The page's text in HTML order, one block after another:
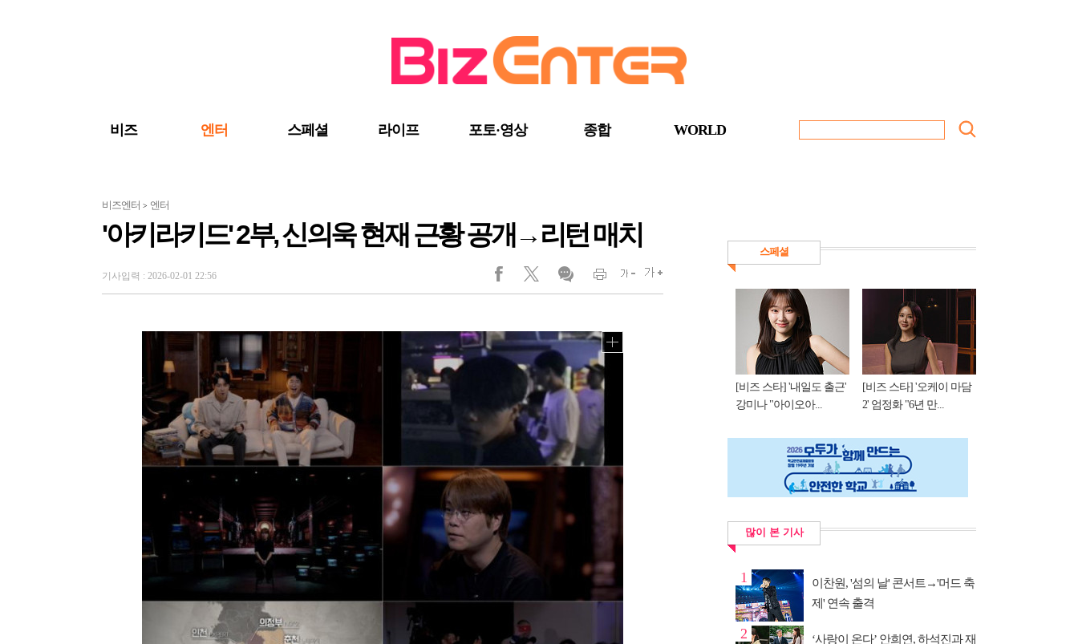
비즈 엔터 스페셜 라이프 포토·영상 종합 WORLD
비즈엔터 > 엔터
'아키라키드' 2부, 신의욱 현재 근황 공개→리턴 매치
기사입력 : 2026-02-01 22:56
스페셜
[비즈 스타] '내일도 출근'
강미나 "아이오아...
[비즈 스타] '오케이 마담
2' 엄정화 "6년 만...
많이 본 기사
1
이찬원, '섬의 날' 콘서트→'머드 축
제' 연속 출격
2
‘사랑이 온다’ 안희연, 하석진과 재